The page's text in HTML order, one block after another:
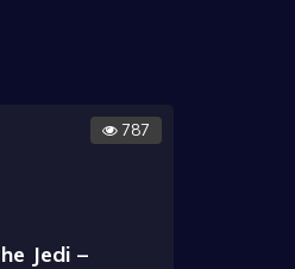
787
Jedi –